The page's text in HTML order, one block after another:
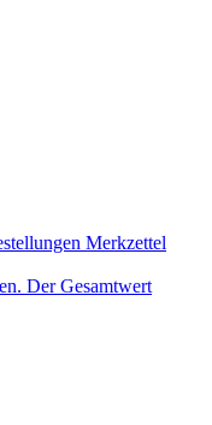
Merkzettel
Der Gesamtwert